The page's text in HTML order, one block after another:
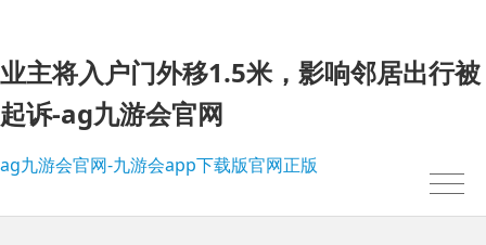
业主将入户门外移1.5米，影响邻居出行被
起诉-ag九游会官网
ag九游会官网-九游会app下载版官网正版